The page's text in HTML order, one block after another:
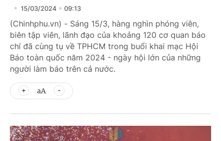
15/03/2024 09:13
(Chinhphu.vn) - Sáng 15/3, hàng nghìn phóng viên,
biên tập viên, lãnh đạo của khoảng 120 cơ quan báo
chí đã cùng tụ về TPHCM trong buổi khai mạc Hội
Báo toàn quốc năm 2024 - ngày hội lớn của những
người làm báo trên cả nước.
aA